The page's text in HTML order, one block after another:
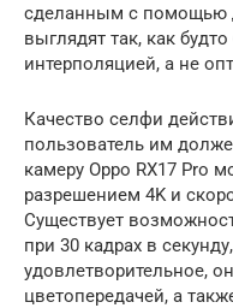
сделанным с помощью
выглядят так, как
интерполяцией, а не
Качество селфи
пользователь им
камеру Oppo RX17 Pro
разрешением 4K и
Существует
при 30 кадрах в
удовлетворительное,
цветопередачей, а